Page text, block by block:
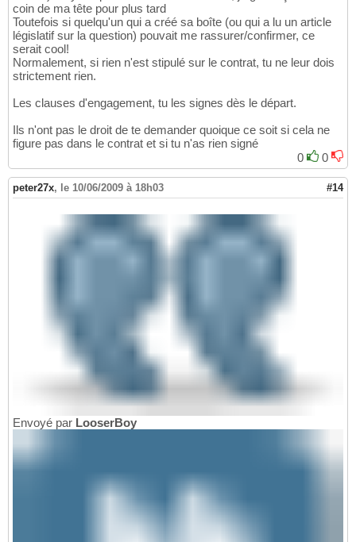
coin de ma tête pour plus tard
Toutefois si quelqu'un qui a créé sa boîte (ou qui a lu un article
législatif sur la question) pouvait me rassurer/confirmer, ce
serait cool!
Normalement, si rien n'est stipulé sur le contrat, tu ne leur dois
strictement rien.
Les clauses d'engagement, tu les signes dès le départ.
Ils n'ont pas le droit de te demander quoique ce soit si cela ne
figure pas dans le contrat et si tu n'as rien signé
0
0
peter27x, le 10/06/2009 à 18h03 #14
Envoyé par LooserBoy